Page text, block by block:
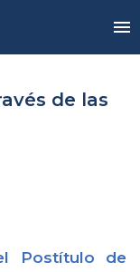
de las
Postítulo de